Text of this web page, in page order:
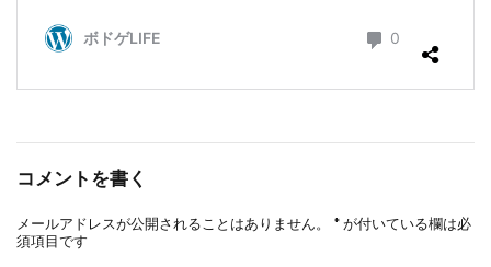
コメントを書く
メールアドレスが公開されることはありません。 *が付いている欄は必
須項目です